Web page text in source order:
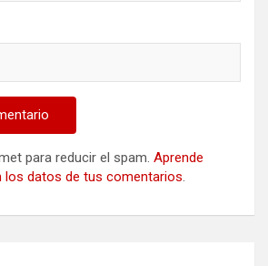
para reducir el spam. Aprende
los datos de tus comentarios.